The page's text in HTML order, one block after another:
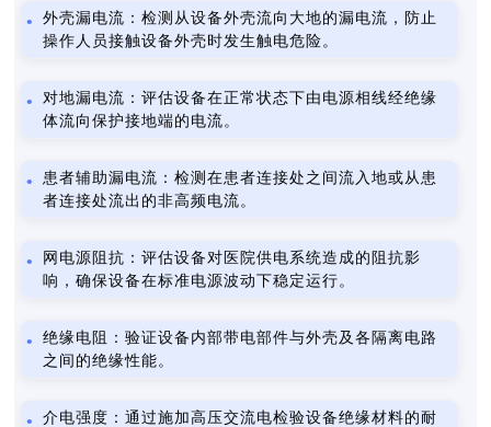
外壳漏电流：检测从设备外壳流向大地的漏电流，防止
操作人员接触设备外壳时发生触电危险。
对地漏电流：评估设备在正常状态下由电源相线经绝缘
体流向保护接地端的电流。
患者辅助漏电流：检测在患者连接处之间流入地或从患
者连接处流出的非高频电流。
网电源阻抗：评估设备对医院供电系统造成的阻抗影
响，确保设备在标准电源波动下稳定运行。
绝缘电阻：验证设备内部带电部件与外壳及各隔离电路
之间的绝缘性能。
介电强度：通过施加高压交流电检验设备绝缘材料的耐